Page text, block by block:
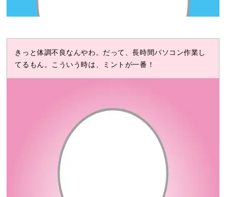
きっと体調不良なんやわ。だって、長時間パソコン作業し
てるもん。こういう時は、ミントが一番！